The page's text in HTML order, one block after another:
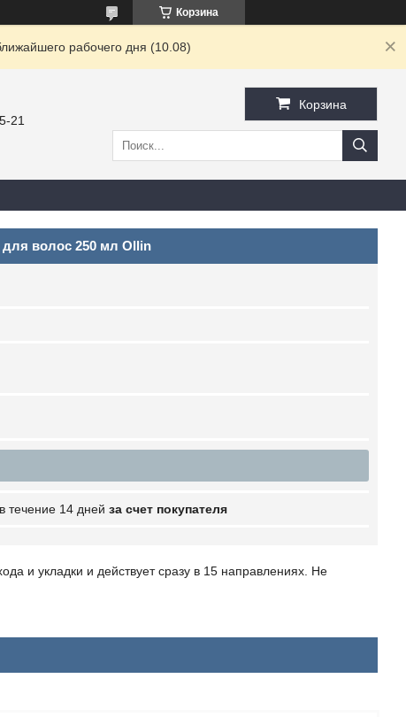
Корзина
рабочего дня (10.08)
21
Корзина
волос 250 мл Ollin
течение 14 дней за счет покупателя
и укладки и действует сразу в 15 направлениях. Не